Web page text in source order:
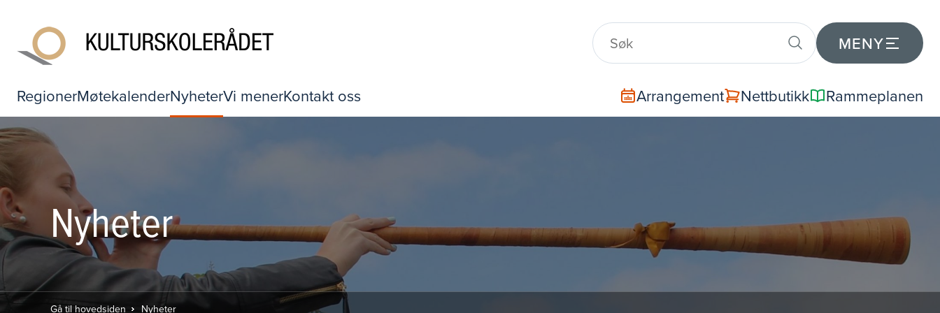
MENY
RegionerMøtekalenderNyheterVi menerKontakt oss Arrangement Nettbutikk Rammeplanen
Nyheter
Gå til hovedsiden Nyheter